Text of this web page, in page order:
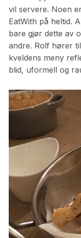
vil servere. Noen
EatWith på heltid.
bare gjør dette av
andre. Rolf hører
kveldens meny
blid, uformell og